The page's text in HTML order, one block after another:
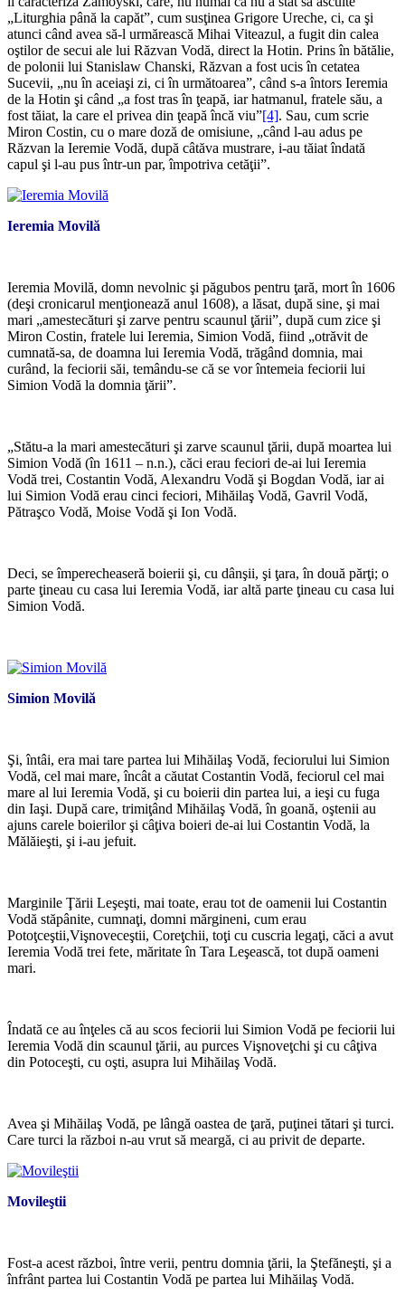
„Liturghia până la capăt”, cum susţinea Grigore Ureche, ci, ca şi
atunci când avea să-l urmărească Mihai Viteazul, a fugit din calea
oştilor de secui ale lui Răzvan Vodă, direct la Hotin. Prins în bătălie,
de polonii lui Stanislaw Chanski, Răzvan a fost ucis în cetatea
Sucevii, „nu în aceiaşi zi, ci în următoarea”, când s-a întors Ieremia
de la Hotin şi când „a fost tras în ţeapă, iar hatmanul, fratele său, a
fost tăiat, la care el privea din ţeapă încă viu”[4]. Sau, cum scrie
Miron Costin, cu o mare doză de omisiune, „când l-au adus pe
Răzvan la Ieremie Vodă, după câtăva mustrare, i-au tăiat îndată
capul şi l-au pus într-un par, împotriva cetăţii”.
Ieremia Movilă
Ieremia Movilă, domn nevolnic şi păgubos pentru ţară, mort în 1606
(deşi cronicarul menţionează anul 1608), a lăsat, după sine, şi mai
mari „amestecături şi zarve pentru scaunul ţării”, după cum zice şi
Miron Costin, fratele lui Ieremia, Simion Vodă, fiind „otrăvit de
cumnată-sa, de doamna lui Ieremia Vodă, trăgând domnia, mai
curând, la feciorii săi, temându-se că se vor întemeia feciorii lui
Simion Vodă la domnia ţării”.
„Stătu-a la mari amestecături şi zarve scaunul ţării, după moartea lui
Simion Vodă (în 1611 – n.n.), căci erau feciori de-ai lui Ieremia
Vodă trei, Costantin Vodă, Alexandru Vodă şi Bogdan Vodă, iar ai
lui Simion Vodă erau cinci feciori, Mihăilaş Vodă, Gavril Vodă,
Pătraşco Vodă, Moise Vodă şi Ion Vodă.
Deci, se împerecheaseră boierii şi, cu dânşii, şi ţara, în două părţi; o
parte ţineau cu casa lui Ieremia Vodă, iar altă parte ţineau cu casa lui
Simion Vodă.
Simion Movilă
Şi, întâi, era mai tare partea lui Mihăilaş Vodă, feciorului lui Simion
Vodă, cel mai mare, încât a căutat Costantin Vodă, feciorul cel mai
mare al lui Ieremia Vodă, şi cu boierii din partea lui, a ieşi cu fuga
din Iaşi. După care, trimiţând Mihăilaş Vodă, în goană, oştenii au
ajuns carele boierilor şi câţiva boieri de-ai lui Costantin Vodă, la
Mălăieşti, şi i-au jefuit.
Marginile Ţării Leşeşti, mai toate, erau tot de oamenii lui Costantin
Vodă stăpânite, cumnaţi, domni mărgineni, cum erau
Potoţceştii,Vişnoveceştii, Coreţchii, toţi cu cuscria legaţi, căci a avut
Ieremia Vodă trei fete, măritate în Tara Leşească, tot după oameni
mari.
Îndată ce au înţeles că au scos feciorii lui Simion Vodă pe feciorii lui
Ieremia Vodă din scaunul ţării, au purces Vişnoveţchi şi cu câţiva
din Potoceşti, cu oşti, asupra lui Mihăilaş Vodă.
Avea şi Mihăilaş Vodă, pe lângă oastea de ţară, puţinei tătari şi turci.
Care turci la război n-au vrut să meargă, ci au privit de departe.
Movileştii
Fost-a acest război, între verii, pentru domnia ţării, la Ştefăneşti, şi a
înfrânt partea lui Costantin Vodă pe partea lui Mihăilaş Vodă.